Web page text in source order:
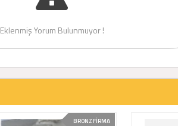
Eklenmiş Yorum Bulunmuyor !
BRONZ FİRMA